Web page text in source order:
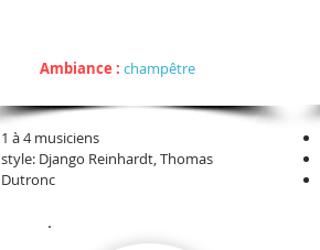
Ambiance : champêtre
1 à 4 musiciens
style: Django Reinhardt, Thomas
Dutronc